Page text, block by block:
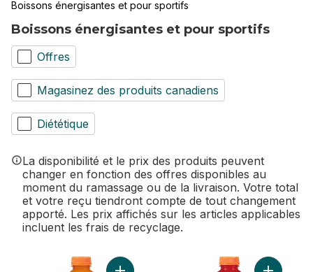
Boissons énergisantes et pour sportifs
Boissons énergisantes et pour sportifs
Offres
Magasinez des produits canadiens
Diététique
La disponibilité et le prix des produits peuvent
changer en fonction des offres disponibles au
moment du ramassage ou de la livraison. Votre total
et votre reçu tiendront compte de tout changement
apporté. Les prix affichés sur les articles applicables
incluent les frais de recyclage.